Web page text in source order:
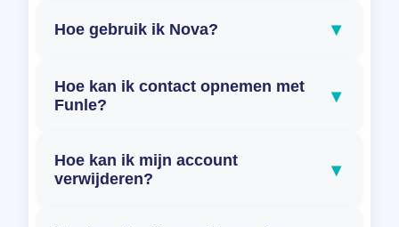
Hoe gebruik ik Nova? ▾
Hoe kan ik contact opnemen met
Funle?
▾
Hoe kan ik mijn account
verwijderen?
▾